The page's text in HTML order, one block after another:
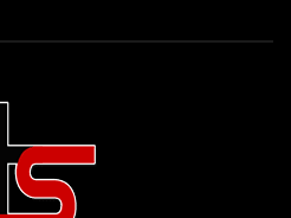
MELODIC ᵐⁱˣ ˢᵉᵗ ‹|›